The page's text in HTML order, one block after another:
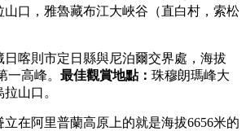
山口，雅魯藏布江大峽谷（直白村，索松
日喀則市定日縣與尼泊爾交界處，海拔
一高峰。 最佳觀賞地點： 珠穆朗瑪峰大
山口。
在阿里普蘭高原上的就是海拔6656米的